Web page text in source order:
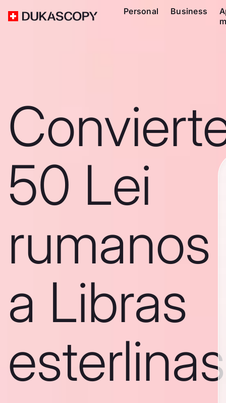
Personal Business
50 Lei
rumanos
a Libras
esterlinas